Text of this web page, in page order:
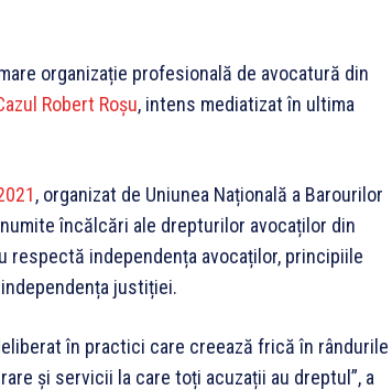
organizație profesională de avocatură din
Robert Roșu, intens mediatizat în ultima
, organizat de Uniunea Națională a Barourilor
încălcări ale drepturilor avocaților din
respectă independența avocaților, principiile
justiției.
în practici care creează frică în rândurile
și servicii la care toți acuzații au dreptul”, a